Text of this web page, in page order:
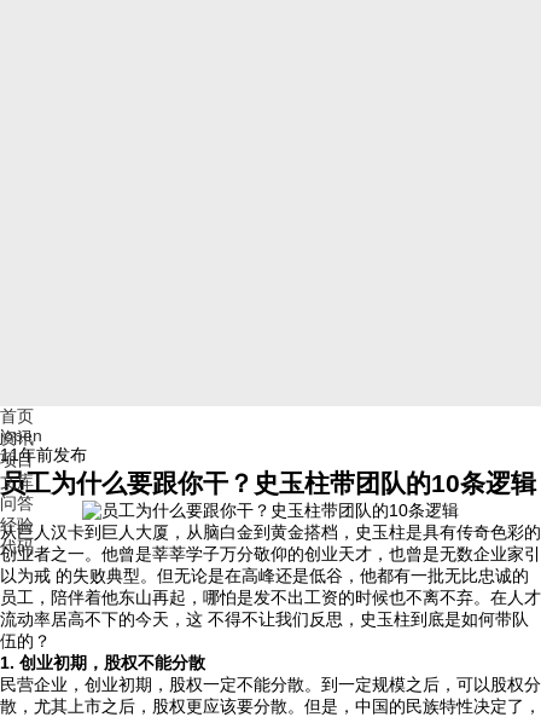
首页
资讯
项目
文库
问答
经验
代码
jopen
11年前发布
员工为什么要跟你干？史玉柱带团队的10条逻辑
从巨人汉卡到巨人大厦，从脑白金到黄金搭档，史玉柱是具有传奇色彩的
创业者之一。他曾是莘莘学子万分敬仰的创业天才，也曾是无数企业家引
以为戒 的失败典型。但无论是在高峰还是低谷，他都有一批无比忠诚的
员工，陪伴着他东山再起，哪怕是发不出工资的时候也不离不弃。在人才
流动率居高不下的今天，这 不得不让我们反思，史玉柱到底是如何带队
伍的？
1. 创业初期，股权不能分散
民营企业，创业初期，股权一定不能分散。到一定规模之后，可以股权分
散，尤其上市之后，股权更应该要分散。但是，中国的民族特性决定了，